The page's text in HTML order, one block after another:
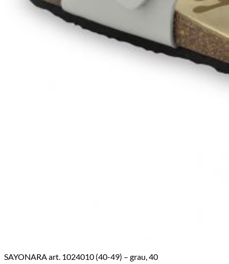
SAYONARA art. 1024010 (40-49) – grau, 40